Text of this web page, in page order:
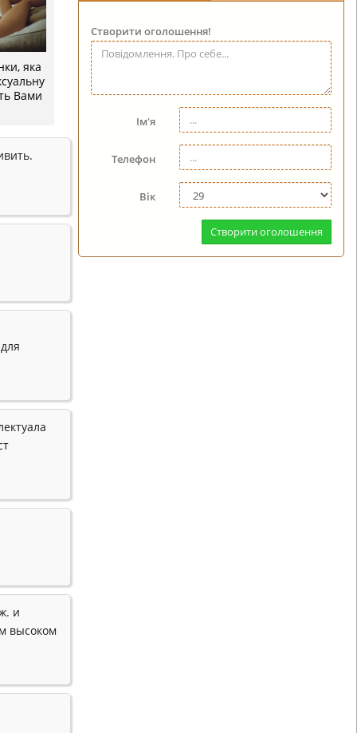
яка
Вами
и
высоком
Створити оголошення!
Ім'я
Телефон
Вік
Створити оголошення